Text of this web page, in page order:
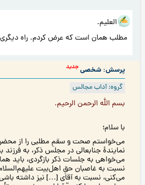
هو العلیم.
مطلب همان است که عرض کردم. راه دیگری
پرسش: شخصیجدید
گروه: آداب مجالس
بسم الله الرحمن الرحیم.
با سلام؛
می‌خواستم صحت و سقمِ مطلبی را از
نمایندهٔ جنابعالی در مجلس ذکر، به فرزند
می‌خواهی به جلسات ذکر بازگردی، باید
نسبت به غاصبان حقِ اهل‌بیت
می‌کنی، نسبت به آقای […] نیز داشته باشی